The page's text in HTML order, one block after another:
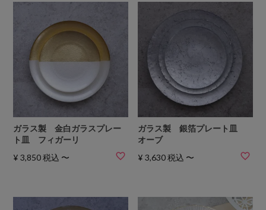
ガラス製 金白ガラスプレー
ト皿 フィガーリ
¥ 3,850 税込 〜
ガラス製 銀箔プレート皿
オーブ
¥ 3,630税込 〜